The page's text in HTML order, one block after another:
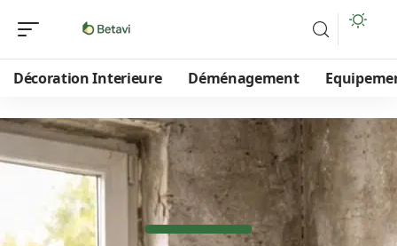
Décoration Interieure Déménagement